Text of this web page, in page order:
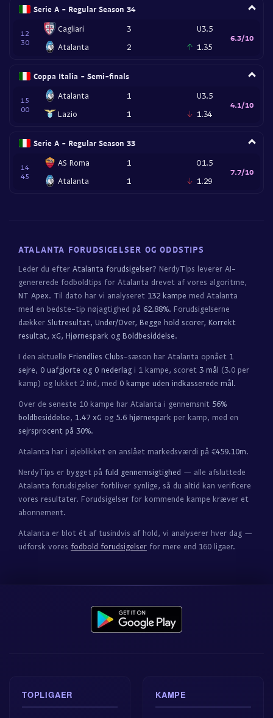
Serie A - Regular Season 34
12
30
Cagliari
Atalanta
3
2
U3.5
1.35
6.3/10
Coppa Italia - Semi-finals
15
00
Atalanta
Lazio
1
1
U3.5
1.34
4.1/10
Serie A - Regular Season 33
14
45
AS Roma
Atalanta
1
1
O1.5
1.29
7.7/10
ATALANTA FORUDSIGELSER OG ODDSTIPS
Leder du efter Atalanta forudsigelser? NerdyTips leverer AI-
genererede fodboldtips for Atalanta drevet af vores algoritme,
NT Apex. Til dato har vi analyseret 132 kampe med Atalanta
med en bedste-tip nøjagtighed på 62.88%. Forudsigelserne
dækker Slutresultat, Under/Over, Begge hold scorer, Korrekt
resultat, xG, Hjørnespark og Boldbesiddelse.
I den aktuelle Friendlies Clubs-sæson har Atalanta opnået 1
sejre, 0 uafgjorte og 0 nederlag i 1 kampe, scoret 3 mål (3.0 per
kamp) og lukket 2 ind, med 0 kampe uden indkasserede mål.
Over de seneste 10 kampe har Atalanta i gennemsnit 56%
boldbesiddelse, 1.47 xG og 5.6 hjørnespark per kamp, med en
sejrsprocent på 30%.
Atalanta har i øjeblikket en anslået markedsværdi på €459.10m.
NerdyTips er bygget på fuld gennemsigtighed — alle afsluttede
Atalanta forudsigelser forbliver synlige, så du altid kan verificere
vores resultater. Forudsigelser for kommende kampe kræver et
abonnement.
Atalanta er blot ét af tusindvis af hold, vi analyserer hver dag —
udforsk vores fodbold forudsigelser for mere end 160 ligaer.
TOPLIGAER KAMPE